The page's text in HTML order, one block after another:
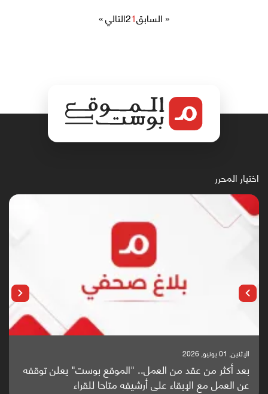
« السابق1
2التالي »
اختيار المحرر
الإثنين, 01 يونيو, 2026
بعد أكثر من عقد من العمل.. "الموقع بوست" يعلن توقفه
عن العمل مع الإبقاء على أرشيفه متاحا للقراء